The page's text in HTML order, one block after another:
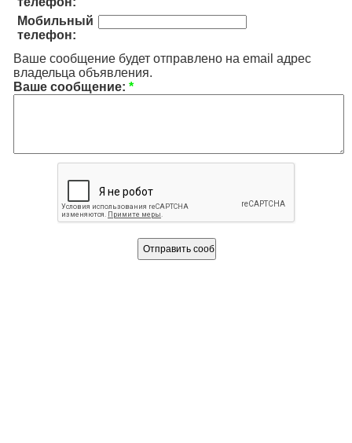
Мобильный
телефон:
Ваше сообщение будет отправлено на email адрес
владельца объявления.
Ваше сообщение: *